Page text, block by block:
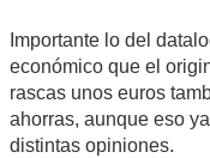
Importante lo del
económico que el
rascas unos euros
ahorras, aunque eso
distintas opiniones.